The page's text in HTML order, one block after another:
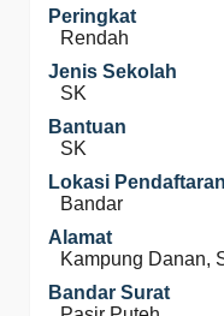
Peringkat
Rendah
Jenis Sekolah
SK
Bantuan
SK
Lokasi Pendaftaran
Bandar
Alamat
Kampung Danan,
Bandar Surat